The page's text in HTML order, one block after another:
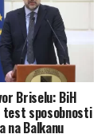
Briselu: BiH
test sposobnosti
na Balkanu